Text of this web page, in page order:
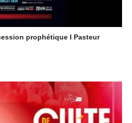
prophétique I Pasteur